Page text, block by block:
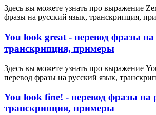
Здесь вы можете узнать про выражение
фразы на русский язык, транскрипция,
You look great - перевод фразы
транскрипция, примеры
Здесь вы можете узнать про выражение
перевод фразы на русский язык,
You look fine! - перевод фразы на
транскрипция, примеры